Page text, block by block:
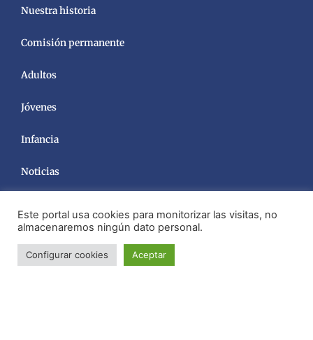
Nuestra historia
Comisión permanente
Adultos
Jóvenes
Infancia
Noticias
Este portal usa cookies para monitorizar las visitas, no
almacenaremos ningún dato personal.
Configurar cookies Aceptar